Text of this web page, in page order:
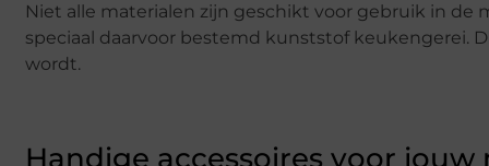
Niet alle materialen zijn geschikt voor gebruik in de
speciaal daarvoor bestemd kunststof keukengerei.
wordt.
Handige accessoires voor